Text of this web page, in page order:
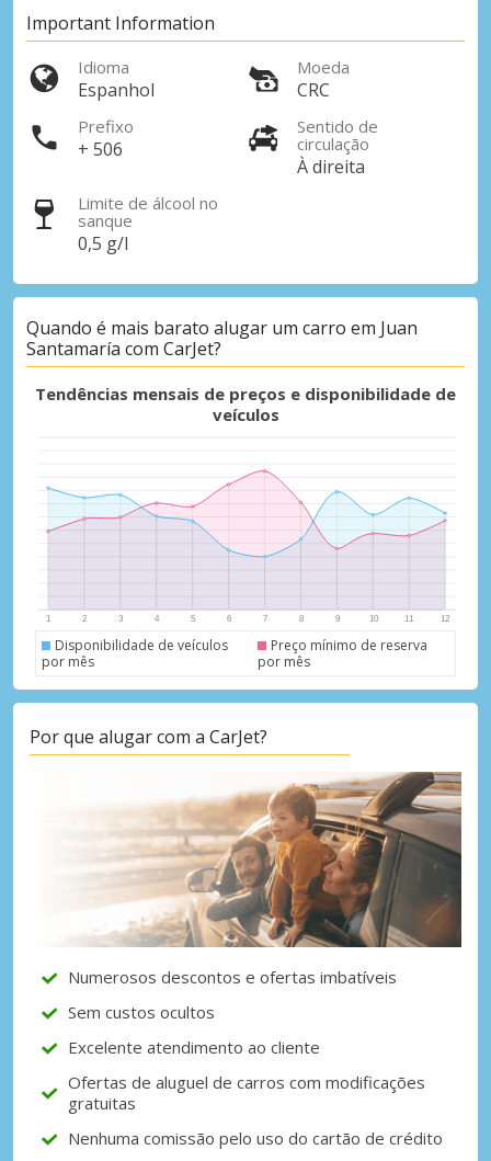
Descontos especiais
Aceda a ofertas exclusivas dos nossos
fornecedores
Iniciar sessão com eLink
Important Information
Idioma
Espanhol
Moeda
CRC
Prefixo
+ 506
Sentido de
circulação
À direita
Limite de álcool no
sanque
0,5 g/l
Quando é mais barato alugar um carro em Juan
Santamaría com CarJet?
Tendências mensais de preços e disponibilidade de
veículos
Disponibilidade de veículos
por mês
Preço mínimo de reserva
por mês
Por que alugar com a CarJet?
Numerosos descontos e ofertas imbatíveis
Sem custos ocultos
Excelente atendimento ao cliente
Ofertas de aluguel de carros com modificações
gratuitas
Nenhuma comissão pelo uso do cartão de crédito